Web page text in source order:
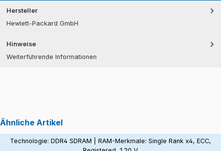
Hersteller
Hewlett-Packard GmbH
Hinweise
Weiterführende Informationen
Ähnliche Artikel
Technologie: DDR4 SDRAM | RAM-Merkmale: Single Rank x4, ECC,